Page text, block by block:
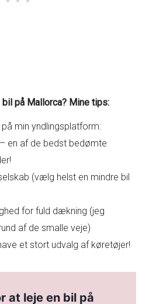
på Mallorca? Mine tips:
min yndlingsplatform:
– en af de bedst bedømte
(vælg helst en mindre bil
for fuld dækning (jeg
af de smalle veje)
et stort udvalg af køretøjer!
at leje en bil på